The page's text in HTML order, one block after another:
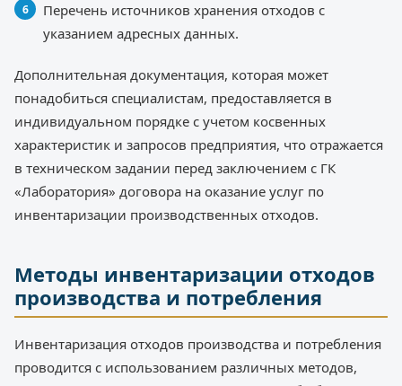
Перечень источников хранения отходов с
указанием адресных данных.
Дополнительная документация, которая может
понадобиться специалистам, предоставляется в
индивидуальном порядке с учетом косвенных
характеристик и запросов предприятия, что отражается
в техническом задании перед заключением с ГК
«Лаборатория» договора на оказание услуг по
инвентаризации производственных отходов.
Методы инвентаризации отходов
производства и потребления
Инвентаризация отходов производства и потребления
проводится с использованием различных методов,